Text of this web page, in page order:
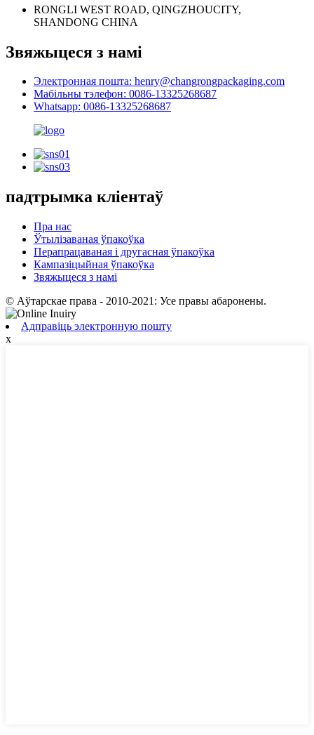
RONGLI WEST ROAD, QINGZHOUCITY,
SHANDONG CHINA
Звяжыцеся з намі
Электронная пошта: henry@changrongpackaging.com
Мабільны тэлефон: 0086-13325268687
Whatsapp: 0086-13325268687
падтрымка кліентаў
Пра нас
Ўтылізаваная ўпакоўка
Перапрацаваная і другасная ўпакоўка
Кампазіцыйная ўпакоўка
Звяжыцеся з намі
© Аўтарскае права - 2010-2021: Усе правы абаронены.
Адправіць электронную пошту
x